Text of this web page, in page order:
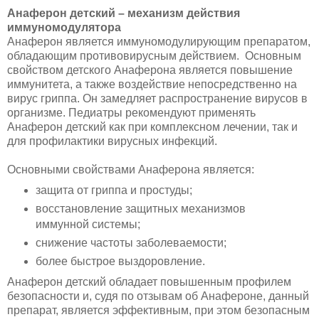
Анаферон детский – механизм действия
иммуномодулятора
Анаферон является иммуномодулирующим препаратом,
обладающим противовирусным действием. Основным
свойством детского Анаферона является повышение
иммунитета, а также воздействие непосредственно на
вирус гриппа. Он замедляет распространение вирусов в
организме. Педиатры рекомендуют применять
Анаферон детский как при комплексном лечении, так и
для профилактики вирусных инфекций.
Основными свойствами Анаферона является:
защита от гриппа и простуды;
восстановление защитных механизмов
иммунной системы;
снижение частоты заболеваемости;
более быстрое выздоровление.
Анаферон детский обладает повышенным профилем
безопасности и, судя по отзывам об Анафероне, данный
препарат, является эффективным, при этом безопасным